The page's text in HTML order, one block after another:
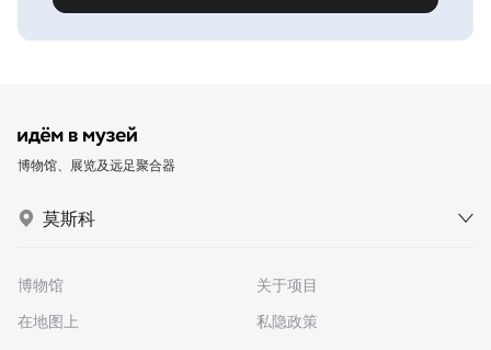
博物馆、展览及远足聚合器
莫斯科
博物馆
在地图上
关于项目
私隐政策